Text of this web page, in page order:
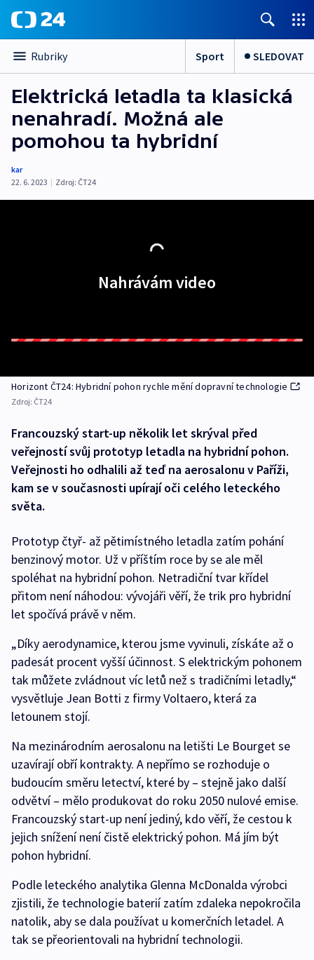
Rubriky Sport SLEDOVAT
Elektrická letadla ta klasická
nenahradí. Možná ale
pomohou ta hybridní
kar
22. 6. 2023 | Zdroj: ČT24
Nahrávám video
Horizont ČT24: Hybridní pohon rychle mění dopravní technologie
Zdroj: ČT24
Francouzský start-up několik let skrýval před
veřejností svůj prototyp letadla na hybridní pohon.
Veřejnosti ho odhalili až teď na aerosalonu v Paříži,
kam se v současnosti upírají oči celého leteckého
světa.
Prototyp čtyř- až pětimístného letadla zatím pohání
benzinový motor. Už v příštím roce by se ale měl
spoléhat na hybridní pohon. Netradiční tvar křídel
přitom není náhodou: vývojáři věří, že trik pro hybridní
let spočívá právě v něm.
„Díky aerodynamice, kterou jsme vyvinuli, získáte až o
padesát procent vyšší účinnost. S elektrickým pohonem
tak můžete zvládnout víc letů než s tradičními letadly,“
vysvětluje Jean Botti z firmy Voltaero, která za
letounem stojí.
Na mezinárodním aerosalonu na letišti Le Bourget se
uzavírají obří kontrakty. A nepřímo se rozhoduje o
budoucím směru letectví, které by – stejně jako další
odvětví – mělo produkovat do roku 2050 nulové emise.
Francouzský start-up není jediný, kdo věří, že cestou k
jejich snížení není čistě elektrický pohon. Má jím být
pohon hybridní.
Podle leteckého analytika Glenna McDonalda výrobci
zjistili, že technologie baterií zatím zdaleka nepokročila
natolik, aby se dala používat u komerčních letadel. A
tak se přeorientovali na hybridní technologii.